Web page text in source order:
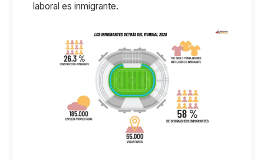
laboral es inmigrante.